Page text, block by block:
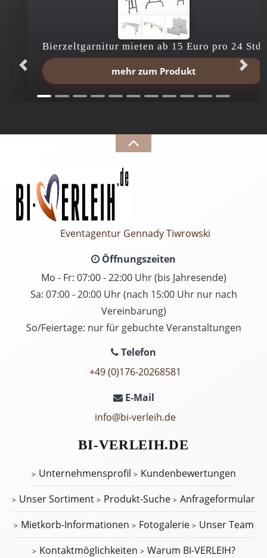
Bierzeltgarnitur mieten ab 15 Euro pro 24 Std.
mehr zum Produkt
Eventagentur Gennady Tiwrowski
Öffnungszeiten
Mo - Fr: 07:00 - 22:00 Uhr (bis Jahresende)
Sa: 07:00 - 20:00 Uhr (nach 15:00 Uhr nur nach
Vereinbarung)
So/Feiertage: nur für gebuchte Veranstaltungen
Telefon
+49 (0)176-20268581
E-Mail
info@bi-verleih.de
BI-VERLEIH.DE
Unternehmensprofil
Kundenbewertungen
Unser Sortiment
Produkt-Suche
Anfrageformular
Mietkorb-Informationen
Fotogalerie
Unser Team
Kontaktmöglichkeiten
Warum BI-VERLEIH?